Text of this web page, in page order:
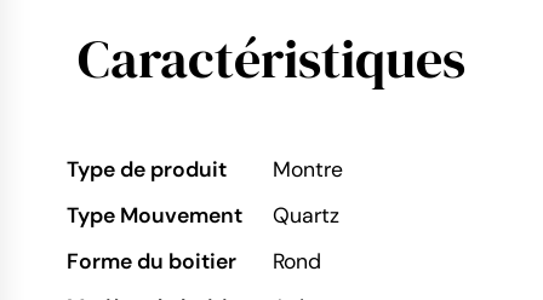
Caractéristiques
Type de produit
Montre
Type Mouvement
Quartz
Forme du boitier
Rond